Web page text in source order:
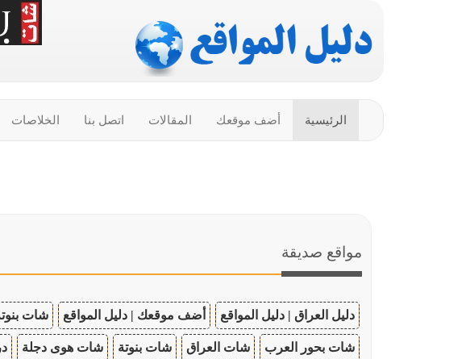
الرئيسية أضف موقعك المقالات اتصل بنا الخلاصات
مواقع صديقة
دليل العراق | دليل المواقع أضف موقعك | دليل المواقع شات
شات بحور العرب شات العراق شات بنوتة شات هوى دجلة